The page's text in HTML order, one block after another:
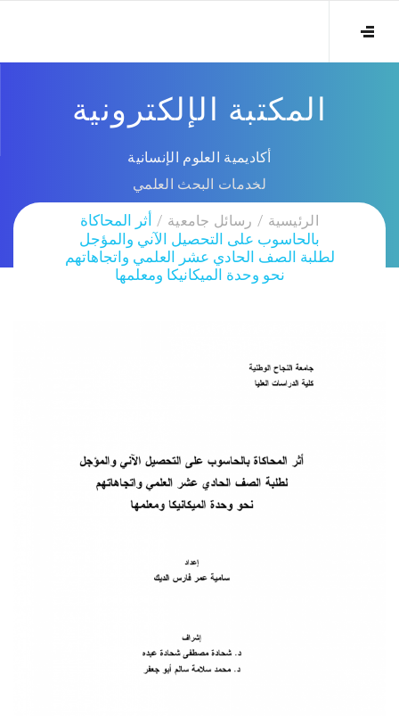
المكتبة الإلكترونية
أكاديمية العلوم الإنسانية
لخدمات البحث العلمي
الرئيسية رسائل جامعية
أثر المحاكاة
بالحاسوب على التحصيل الآني والمؤجل
لطلبة الصف الحادي عشر العلمي واتجاهاتهم
نحو وحدة الميكانيكا ومعلمها